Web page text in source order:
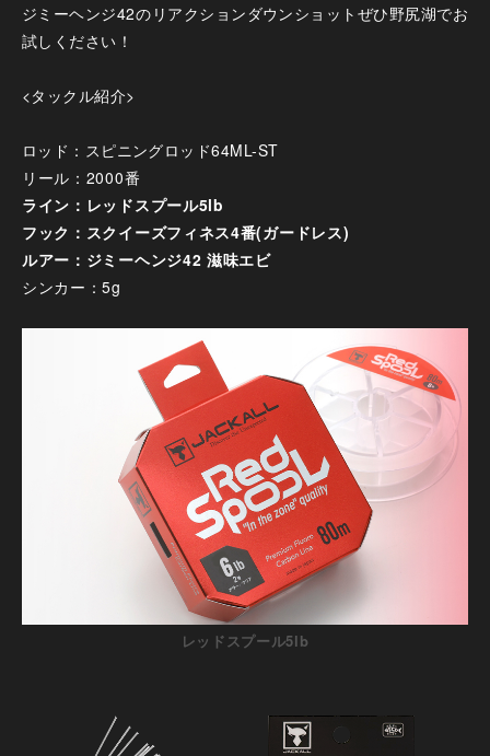
ジミーヘンジ42のリアクションダウンショットぜひ野尻湖でお
試しください！
<タックル紹介>
ロッド：スピニングロッド64ML-ST
リール：2000番
ライン：レッドスプール5lb
フック：スクイーズフィネス4番(ガードレス)
ルアー：ジミーヘンジ42 滋味エビ
シンカー：5g
レッドスプール5lb